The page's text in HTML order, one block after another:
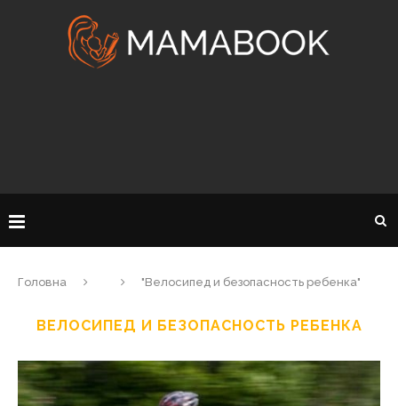
Головна "Велосипед и безопасность ребенка"
ВЕЛОСИПЕД И БЕЗОПАСНОСТЬ РЕБЕНКА